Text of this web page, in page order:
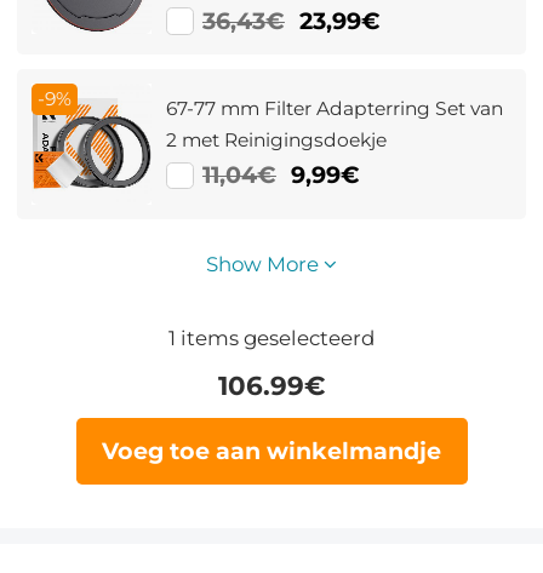
36,43€ 23,99€
-9%
67-77 mm Filter Adapterring Set van
2 met Reinigingsdoekje
11,04€ 9,99€
Show More
1 items geselecteerd
106.99€
Voeg toe aan winkelmandje